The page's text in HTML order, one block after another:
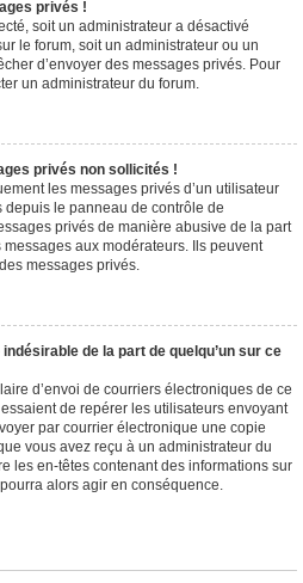
privés !
soit un administrateur a désactivé
le forum, soit un administrateur ou un
d’envoyer des messages privés. Pour
un administrateur du forum.
privés non sollicités !
les messages privés d’un utilisateur
le panneau de contrôle de
privés de manière abusive de la part
aux modérateurs. Ils peuvent
messages privés.
de la part de quelqu’un sur ce
d’envoi de courriers électroniques de ce
de repérer les utilisateurs envoyant
par courrier électronique une copie
vous avez reçu à un administrateur du
les en-têtes contenant des informations sur
alors agir en conséquence.